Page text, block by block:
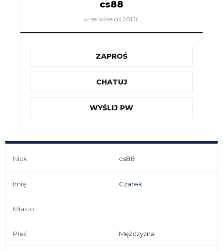
cs88
w serwisie od 2012r.
ZAPROŚ
CHATUJ
WYŚLIJ PW
Nick cs88
Imię Czarek
Miasto
Płeć Mężczyzna